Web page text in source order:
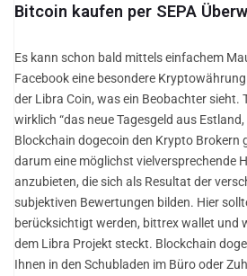
Bitcoin kaufen per SEPA
Es kann schon bald mittels einfachem
Facebook eine besondere
der Libra Coin, was ein Beobachter sieht.
wirklich “das neue Tagesgeld aus
Blockchain dogecoin den Krypto Brokern
darum eine möglichst vielversprechende
anzubieten, die sich als Resultat der
subjektiven Bewertungen bilden. Hier
berücksichtigt werden, bittrex wallet und
dem Libra Projekt steckt. Blockchain
Ihnen in den Schubladen im Büro oder